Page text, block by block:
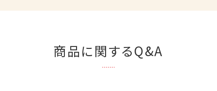
商品に関するQ&A